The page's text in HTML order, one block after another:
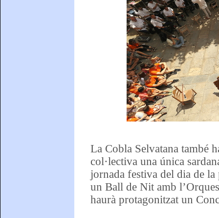
La Cobla Selvatana també
col·lectiva una única
jornada festiva del dia de la
un Ball de Nit amb
haurà protagonitzat un